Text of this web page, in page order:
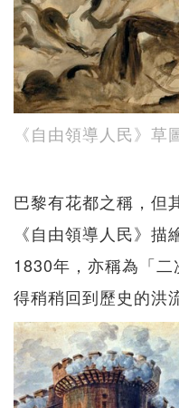
《自由領導人民》草
巴黎有花都之稱，但
《自由領導人民》
1830年，亦稱為「
得稍稍回到歷史的洪